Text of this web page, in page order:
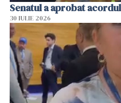
Senatul a aprobat acordul
30 IULIE 2026